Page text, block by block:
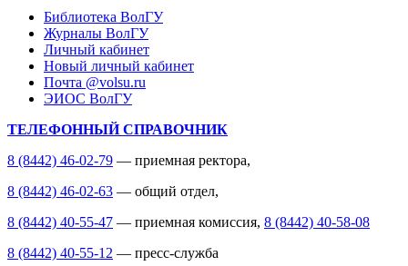
Библиотека ВолГУ
Журналы ВолГУ
Личный кабинет
Новый личный кабинет
Почта @volsu.ru
ЭИОС ВолГУ
ТЕЛЕФОННЫЙ СПРАВОЧНИК
8 (8442) 46-02-79 — приемная ректора,
8 (8442) 46-02-63 — общий отдел,
8 (8442) 40-55-47 — приемная комиссия, 8 (8442) 40-58-08
8 (8442) 40-55-12 — пресс-служба